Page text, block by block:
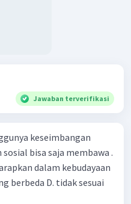
Jawaban terverifikasi
keseimbangan
bisa saja membawa .
dalam kebudayaan
berbeda D. tidak sesuai